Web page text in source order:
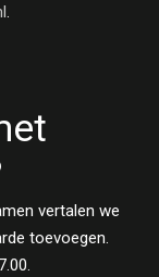
.
vertalen we
toevoegen.